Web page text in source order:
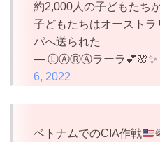
約2,000人の子どもたち
子どもたちはオースト
パへ送られた
— ⓁⒶⓇⒶラーラ💕🌸✨
6, 2022
ベトナムでのCIA作戦